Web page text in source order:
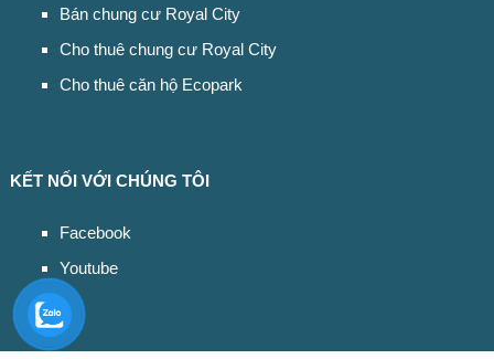
Bán chung cư Royal City
Cho thuê chung cư Royal City
Cho thuê căn hộ Ecopark
KẾT NỐI VỚI CHÚNG TÔI
Facebook
Youtube